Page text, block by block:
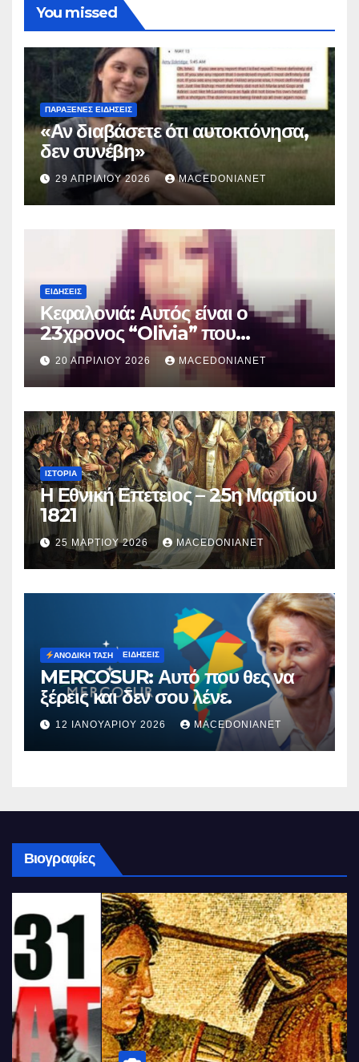
You missed
ΠΑΡΆΞΕΝΕΣ ΕΙΔΉΣΕΙΣ
«Αν διαβάσετε ότι αυτοκτόνησα,
δεν συνέβη»
29 ΑΠΡΙΛΊΟΥ 2026 MACEDONIANET
ΕΙΔΉΣΕΙΣ
Κεφαλονιά: Αυτός είναι ο
23χρονος “Olivia” που
κατηγορείται για τον θάνατο της
Μυρτούς
20 ΑΠΡΙΛΊΟΥ 2026 MACEDONIANET
ΙΣΤΟΡΊΑ
Η Εθνική Επετειος – 25η Μαρτίου
1821
25 ΜΑΡΤΊΟΥ 2026 MACEDONIANET
ΑΝΟΔΙΚΉ ΤΆΣΗ ΕΙΔΉΣΕΙΣ
MERCOSUR: Αυτό που θες να
ξέρεις και δεν σου λένε.
12 ΙΑΝΟΥΑΡΊΟΥ 2026 MACEDONIANET
Βιογραφίες